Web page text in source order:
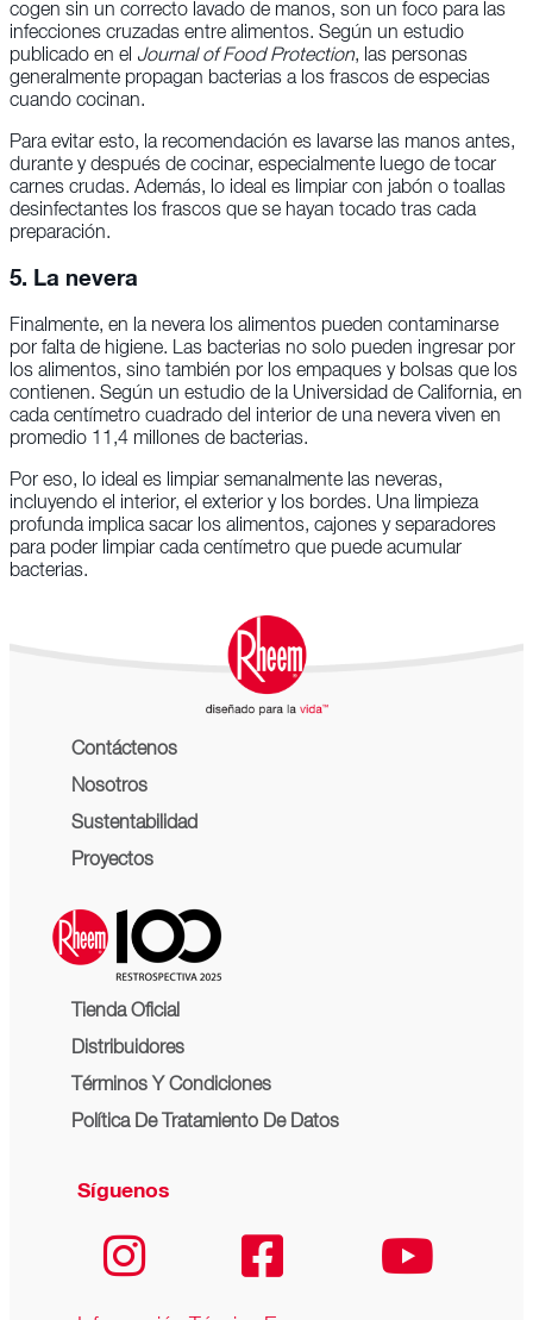
cogen sin un correcto lavado de manos, son un foco para las
infecciones cruzadas entre alimentos. Según un estudio
publicado en el Journal of Food Protection, las personas
generalmente propagan bacterias a los frascos de especias
cuando cocinan.
Para evitar esto, la recomendación es lavarse las manos antes,
durante y después de cocinar, especialmente luego de tocar
carnes crudas. Además, lo ideal es limpiar con jabón o toallas
desinfectantes los frascos que se hayan tocado tras cada
preparación.
5. La nevera
Finalmente, en la nevera los alimentos pueden contaminarse
por falta de higiene. Las bacterias no solo pueden ingresar por
los alimentos, sino también por los empaques y bolsas que los
contienen. Según un estudio de la Universidad de California, en
cada centímetro cuadrado del interior de una nevera viven en
promedio 11,4 millones de bacterias.
Por eso, lo ideal es limpiar semanalmente las neveras,
incluyendo el interior, el exterior y los bordes. Una limpieza
profunda implica sacar los alimentos, cajones y separadores
para poder limpiar cada centímetro que puede acumular
bacterias.
Contáctenos
Nosotros
Sustentabilidad
Proyectos
Tienda Oficial
Distribuidores
Términos Y Condiciones
Política De Tratamiento De Datos
Síguenos